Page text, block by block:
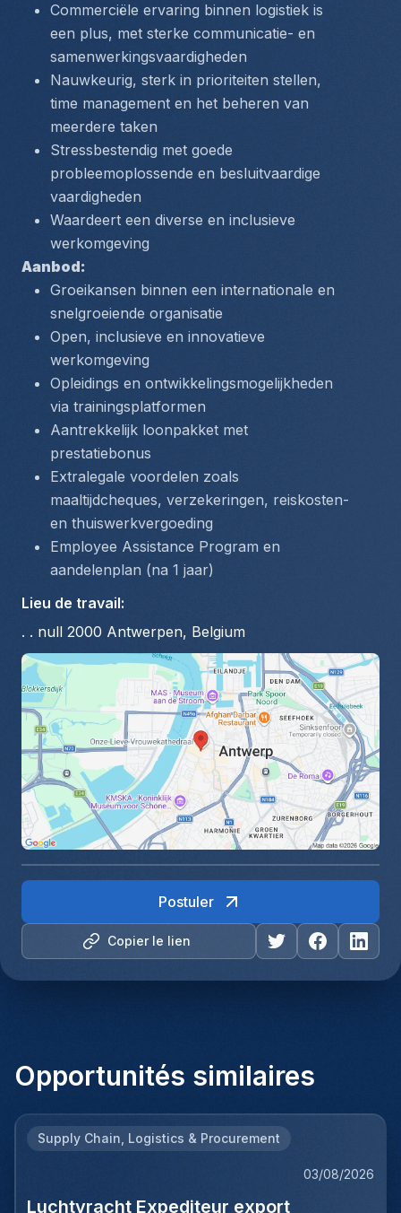
Commerciële ervaring binnen logistiek is
een plus, met sterke communicatie- en
samenwerkingsvaardigheden
Nauwkeurig, sterk in prioriteiten stellen,
time management en het beheren van
meerdere taken
Stressbestendig met goede
probleemoplossende en besluitvaardige
vaardigheden
Waardeert een diverse en inclusieve
werkomgeving
Aanbod:
Groeikansen binnen een internationale en
snelgroeiende organisatie
Open, inclusieve en innovatieve
werkomgeving
Opleidings en ontwikkelingsmogelijkheden
via trainingsplatformen
Aantrekkelijk loonpakket met
prestatiebonus
Extralegale voordelen zoals
maaltijdcheques, verzekeringen, reiskosten-
en thuiswerkvergoeding
Employee Assistance Program en
aandelenplan (na 1 jaar)
Lieu de travail:
. . null 2000 Antwerpen, Belgium
Copier le lien
Postuler
Opportunités similaires
Supply Chain, Logistics & Procurement
03/08/2026
Luchtvracht Expediteur export